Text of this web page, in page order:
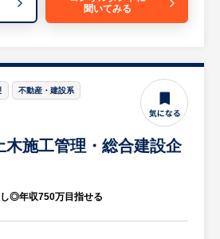
面談時にお伝えします
年、赤字なしの超安定企業です。
木・プラントの3軸経営と独自の高
みで会社としてさらに成長が期待で
手厚い若手支援など「人を大切にす
が整っており、安心して長く働けま
聞いてみる
不動産・建設系
木施工管理・総合建設企
◎年収750万目指せる